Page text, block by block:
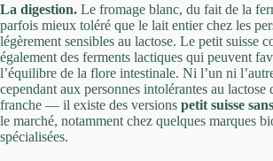
La digestion. Le fromage blanc, du fait de la
parfois mieux toléré que le lait entier chez les
légèrement sensibles au lactose. Le petit suisse
également des ferments lactiques qui peuvent
l’équilibre de la flore intestinale. Ni l’un ni
cependant aux personnes intolérantes au lactose
franche — il existe des versions petit suisse
le marché, notamment chez quelques marques
spécialisées.